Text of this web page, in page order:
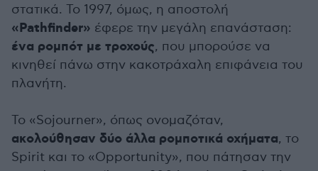
στατικά. Το 1997, όμως, η αποστολή
«Pathfinder» έφερε την μεγάλη επανάσταση:
ένα ρομπότ με τροχούς, που μπορούσε να
κινηθεί πάνω στην κακοτράχαλη επιφάνεια του
πλανήτη.
Το «Sojourner», όπως ονομαζόταν,
ακολούθησαν δύο άλλα ρομποτικά οχήματα, το
Spirit και το «Opportunity», που πάτησαν την